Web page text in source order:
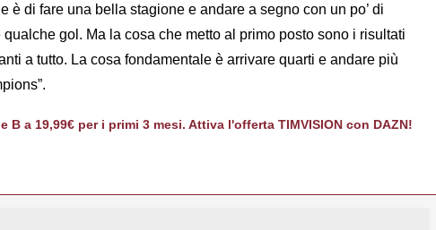
è di fare una bella stagione e andare a segno con un po’ di
gol. Ma la cosa che metto al primo posto sono i risultati
a tutto. La cosa fondamentale è arrivare quarti e andare più
B a 19,99€ per i primi 3 mesi. Attiva l'offerta TIMVISION con DAZN!